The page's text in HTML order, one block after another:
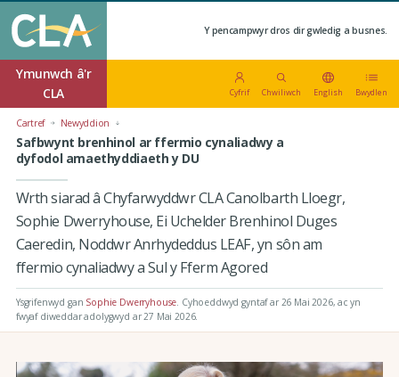
Y pencampwyr dros dir gwledig a busnes.
Ymunwch â'r
CLA
Cyfrif Chwiliwch English Bwydlen
Cartref Newyddion
Safbwynt brenhinol ar ffermio cynaliadwy a
dyfodol amaethyddiaeth y DU
Wrth siarad â Chyfarwyddwr CLA Canolbarth Lloegr,
Sophie Dwerryhouse, Ei Uchelder Brenhinol Duges
Caeredin, Noddwr Anrhydeddus LEAF, yn sôn am
ffermio cynaliadwy a Sul y Fferm Agored
Ysgrifenwyd gan Sophie Dwerryhouse Cyhoeddwyd gyntaf ar 26 Mai 2026, ac yn
fwyaf diweddar adolygwyd ar 27 Mai 2026.